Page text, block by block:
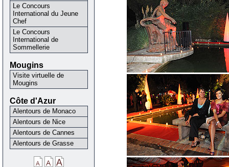
Le Concours
International du Jeune
Chef
Le Concours
International de
Sommellerie
Mougins
Visite virtuelle de
Mougins
Côte d'Azur
Alentours de Monaco
Alentours de Nice
Alentours de Cannes
Alentours de Grasse